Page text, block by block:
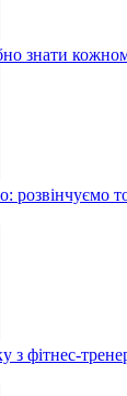
знати
розвінчуємо
з фітнес-